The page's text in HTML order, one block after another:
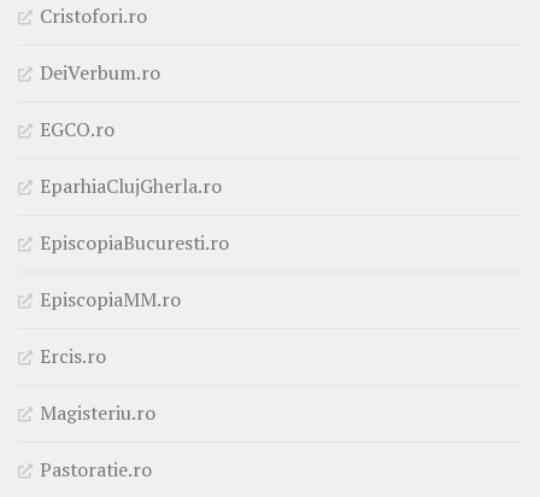
Cristofori.ro
DeiVerbum.ro
EGCO.ro
EparhiaClujGherla.ro
EpiscopiaBucuresti.ro
EpiscopiaMM.ro
Ercis.ro
Magisteriu.ro
Pastoratie.ro